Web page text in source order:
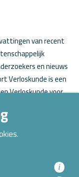
van recent
en nieuws
Verloskunde is een
Verloskunde voor
i